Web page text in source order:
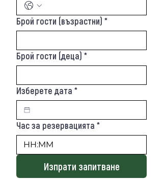
Брой гости (възрастни) *
Брой гости (деца) *
Изберете дата *
Час за резервацията *
:
Изпрати запитване